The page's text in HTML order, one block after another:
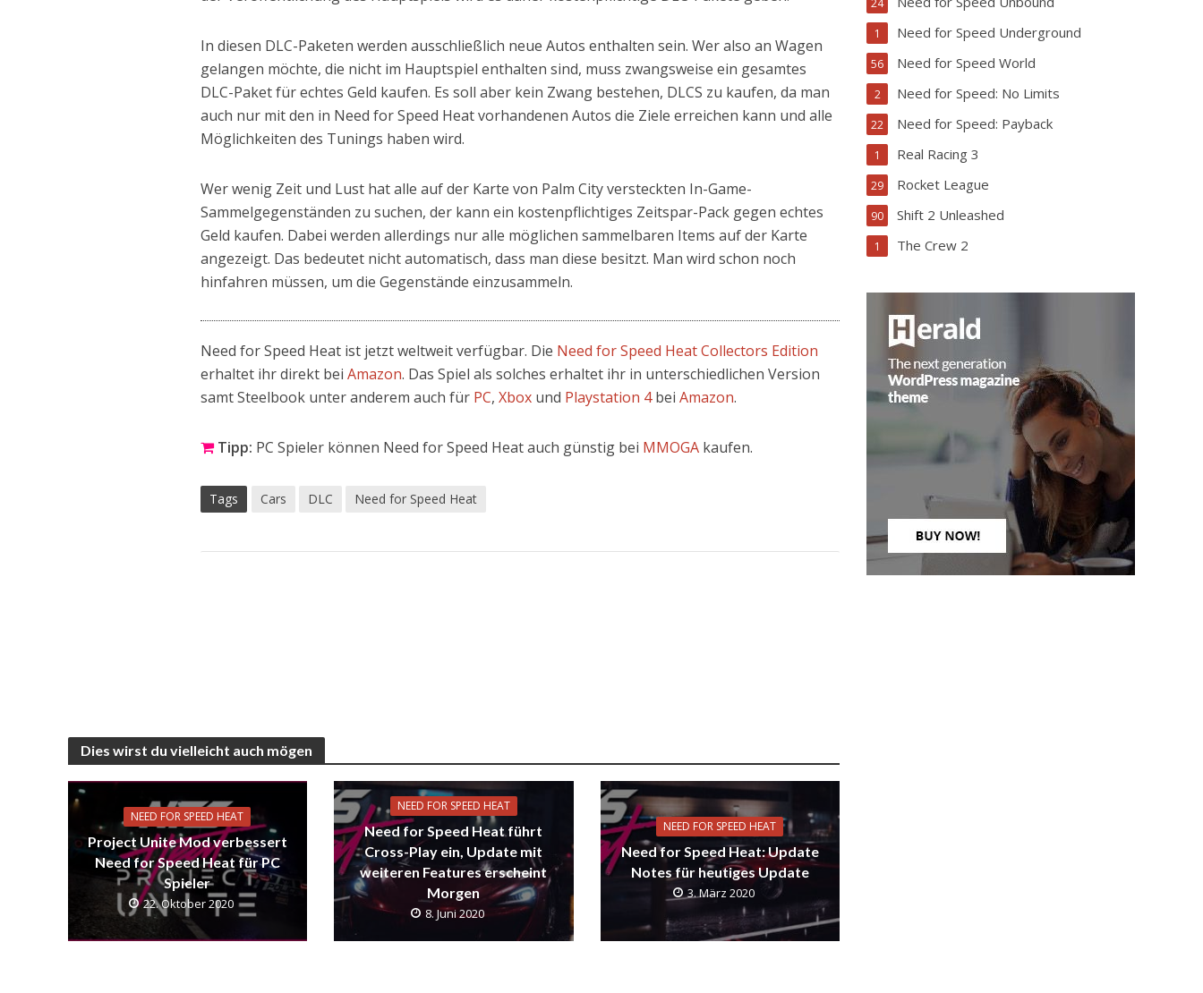
In diesen DLC-Paketen werden ausschließlich neue Autos enthalten sein. Wer also an Wagen
gelangen möchte, die nicht im Hauptspiel enthalten sind, muss zwangsweise ein gesamtes
DLC-Paket für echtes Geld kaufen. Es soll aber kein Zwang bestehen, DLCS zu kaufen, da man
auch nur mit den in Need for Speed Heat vorhandenen Autos die Ziele erreichen kann und alle
Möglichkeiten des Tunings haben wird.
Wer wenig Zeit und Lust hat alle auf der Karte von Palm City versteckten In-Game-
Sammelgegenständen zu suchen, der kann ein kostenpflichtiges Zeitspar-Pack gegen echtes
Geld kaufen. Dabei werden allerdings nur alle möglichen sammelbaren Items auf der Karte
angezeigt. Das bedeutet nicht automatisch, dass man diese besitzt. Man wird schon noch
hinfahren müssen, um die Gegenstände einzusammeln.
Need for Speed Heat ist jetzt weltweit verfügbar. Die Need for Speed Heat Collectors Edition
erhaltet ihr direkt beiAmazon. Das Spiel als solches erhaltet ihr in unterschiedlichen Version
samt Steelbook unter anderem auch für PC,Xbox und Playstation 4beiAmazon.
Tipp: PC Spieler können Need for Speed Heat auch günstig bei MMOGA kaufen.
Tags Cars DLC Need for Speed Heat
Dies wirst du vielleicht auch mögen
NEED FOR SPEED HEAT
Project Unite Mod verbessert
Need for Speed Heat für PC
Spieler
22. Oktober 2020
NEED FOR SPEED HEAT
Need for Speed Heat führt
Cross-Play ein, Update mit
weiteren Features erscheint
Morgen
8. Juni 2020
NEED FOR SPEED HEAT
Need for Speed Heat: Update
Notes für heutiges Update
3. März 2020
24
Need for Speed Underground
1
Need for Speed World
56
Need for Speed: No Limits
2
Need for Speed: Payback
22
Real Racing 3
1
Rocket League
29
Shift 2 Unleashed
90
The Crew 2
1